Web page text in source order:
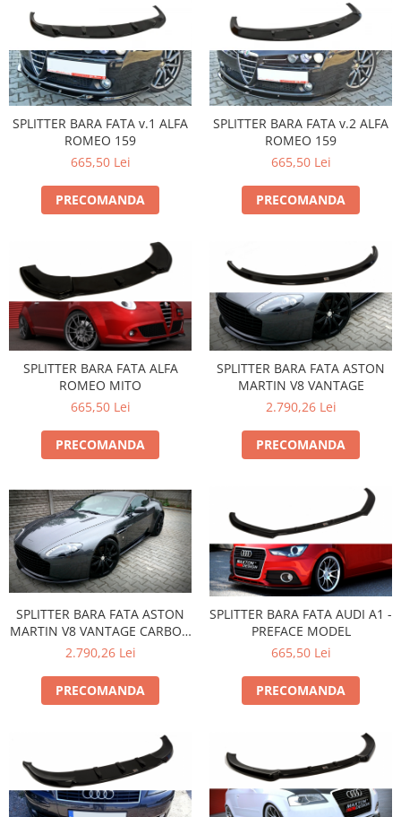
SPLITTER BARA FATA v.1 ALFA
ROMEO 159
665,50 Lei
PRECOMANDA
SPLITTER BARA FATA v.2 ALFA
ROMEO 159
665,50 Lei
PRECOMANDA
SPLITTER BARA FATA ALFA
ROMEO MITO
665,50 Lei
PRECOMANDA
SPLITTER BARA FATA ASTON
MARTIN V8 VANTAGE
2.790,26 Lei
PRECOMANDA
SPLITTER BARA FATA ASTON
MARTIN V8 VANTAGE CARBON
FIBRE LOOK
2.790,26 Lei
PRECOMANDA
SPLITTER BARA FATA AUDI A1 -
PREFACE MODEL
665,50 Lei
PRECOMANDA